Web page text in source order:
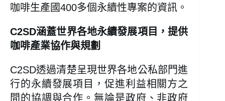
咖啡生產國400多個永續性專案的資訊。
C2SD涵蓋世界各地永續發展項目，提供
咖啡產業協作與規劃
C2SD透過清楚呈現世界各地公私部門進
行的永續發展項目，促進利益相關方之
間的協調與合作。無論是政府、非政府